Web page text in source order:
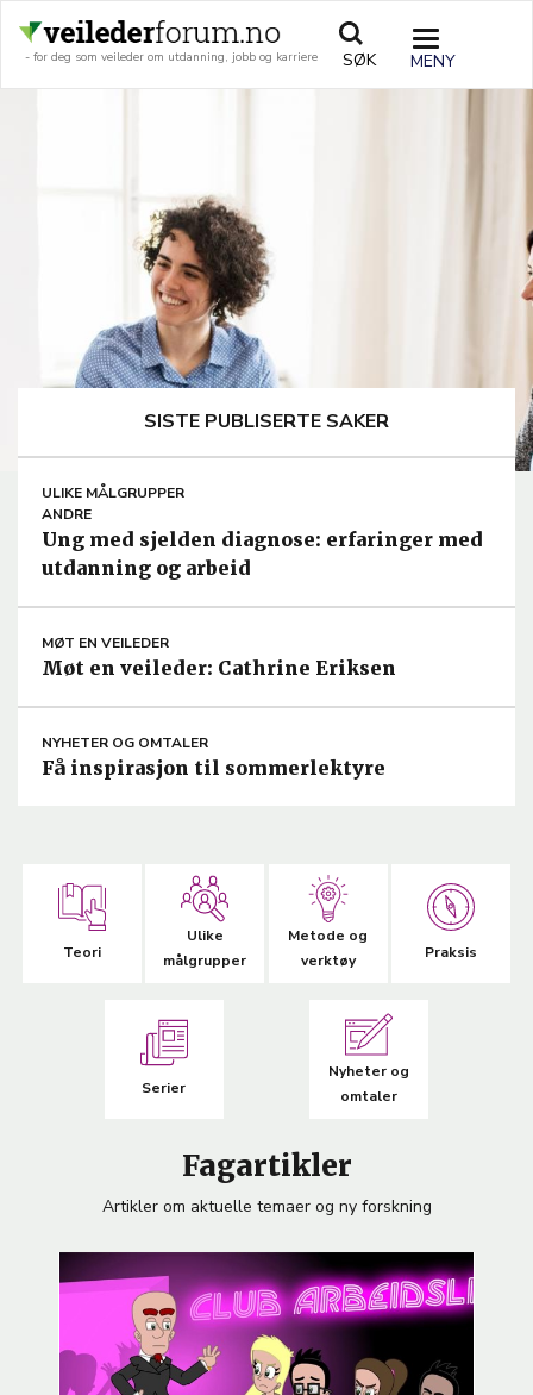
hovedinnhold
- for deg som veileder om utdanning, jobb og karriere SØK
SISTE PUBLISERTE SAKER
ARTICLE
TEMA
ULIKE MÅLGRUPPER
ANDRE
Ung med sjelden diagnose: erfaringer med
utdanning og arbeid
ARTICLE
TEMA
MØT EN VEILEDER
Møt en veileder: Cathrine Eriksen
ARTICLE
TEMA
NYHETER OG OMTALER
Få inspirasjon til sommerlektyre
Teori
Ulike
målgrupper
Metode og
verktøy
Praksis
Serier
Nyheter og
omtaler
Fagartikler
Artikler om aktuelle temaer og ny forskning